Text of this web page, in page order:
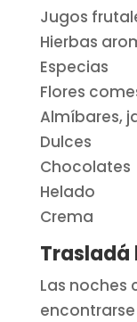
Jugos
Hierbas
Especias
Flores
Almíbares,
Dulces
Chocolates
Helado
Crema
Trasladá
Las noches